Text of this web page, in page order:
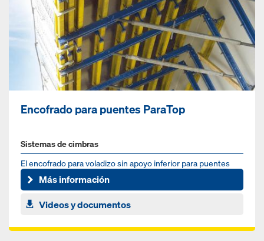
Encofrado para puentes ParaTop
Sistemas de cimbras
El encofrado para voladizo sin apoyo inferior para puentes
mixtos y prefabricados de hormigón
Más información
Videos y documentos